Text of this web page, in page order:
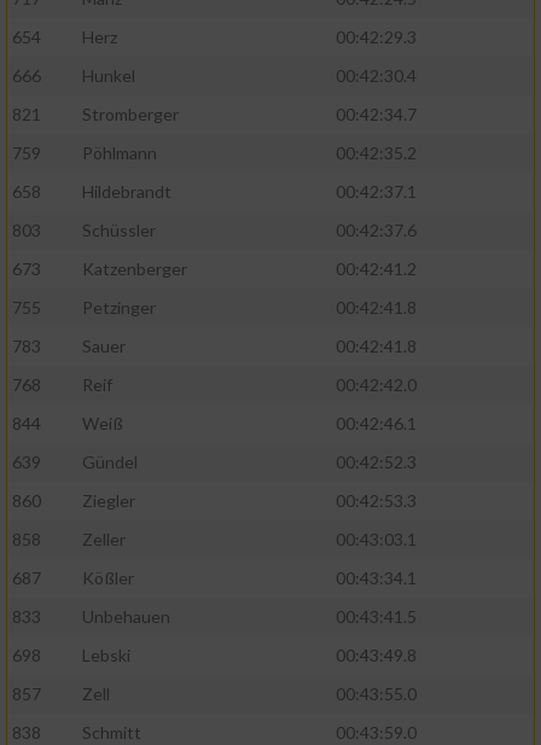
654
Herz
00:42:29.3
666
Hunkel
00:42:30.4
821
Stromberger
00:42:34.7
759
Pöhlmann
00:42:35.2
658
Hildebrandt
00:42:37.1
803
Schüssler
00:42:37.6
673
Katzenberger
00:42:41.2
755
Petzinger
00:42:41.8
783
Sauer
00:42:41.8
768
Reif
00:42:42.0
844
Weiß
00:42:46.1
639
Gündel
00:42:52.3
860
Ziegler
00:42:53.3
858
Zeller
00:43:03.1
687
Kößler
00:43:34.1
833
Unbehauen
00:43:41.5
698
Lebski
00:43:49.8
857
Zell
00:43:55.0
838
Schmitt
00:43:59.0